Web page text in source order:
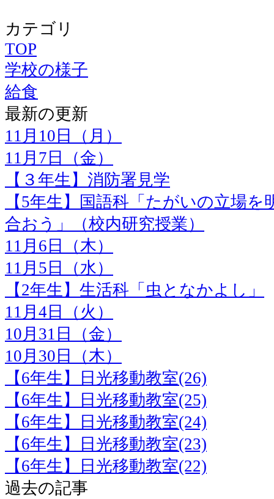
カテゴリ
TOP
学校の様子
給食
最新の更新
11月10日（月）
11月7日（金）
【３年生】消防署見学
【5年生】国語科「たがいの立場
合おう」（校内研究授業）
11月6日（木）
11月5日（水）
【2年生】生活科「虫となかよし」
11月4日（火）
10月31日（金）
10月30日（木）
【6年生】日光移動教室(26)
【6年生】日光移動教室(25)
【6年生】日光移動教室(24)
【6年生】日光移動教室(23)
【6年生】日光移動教室(22)
過去の記事